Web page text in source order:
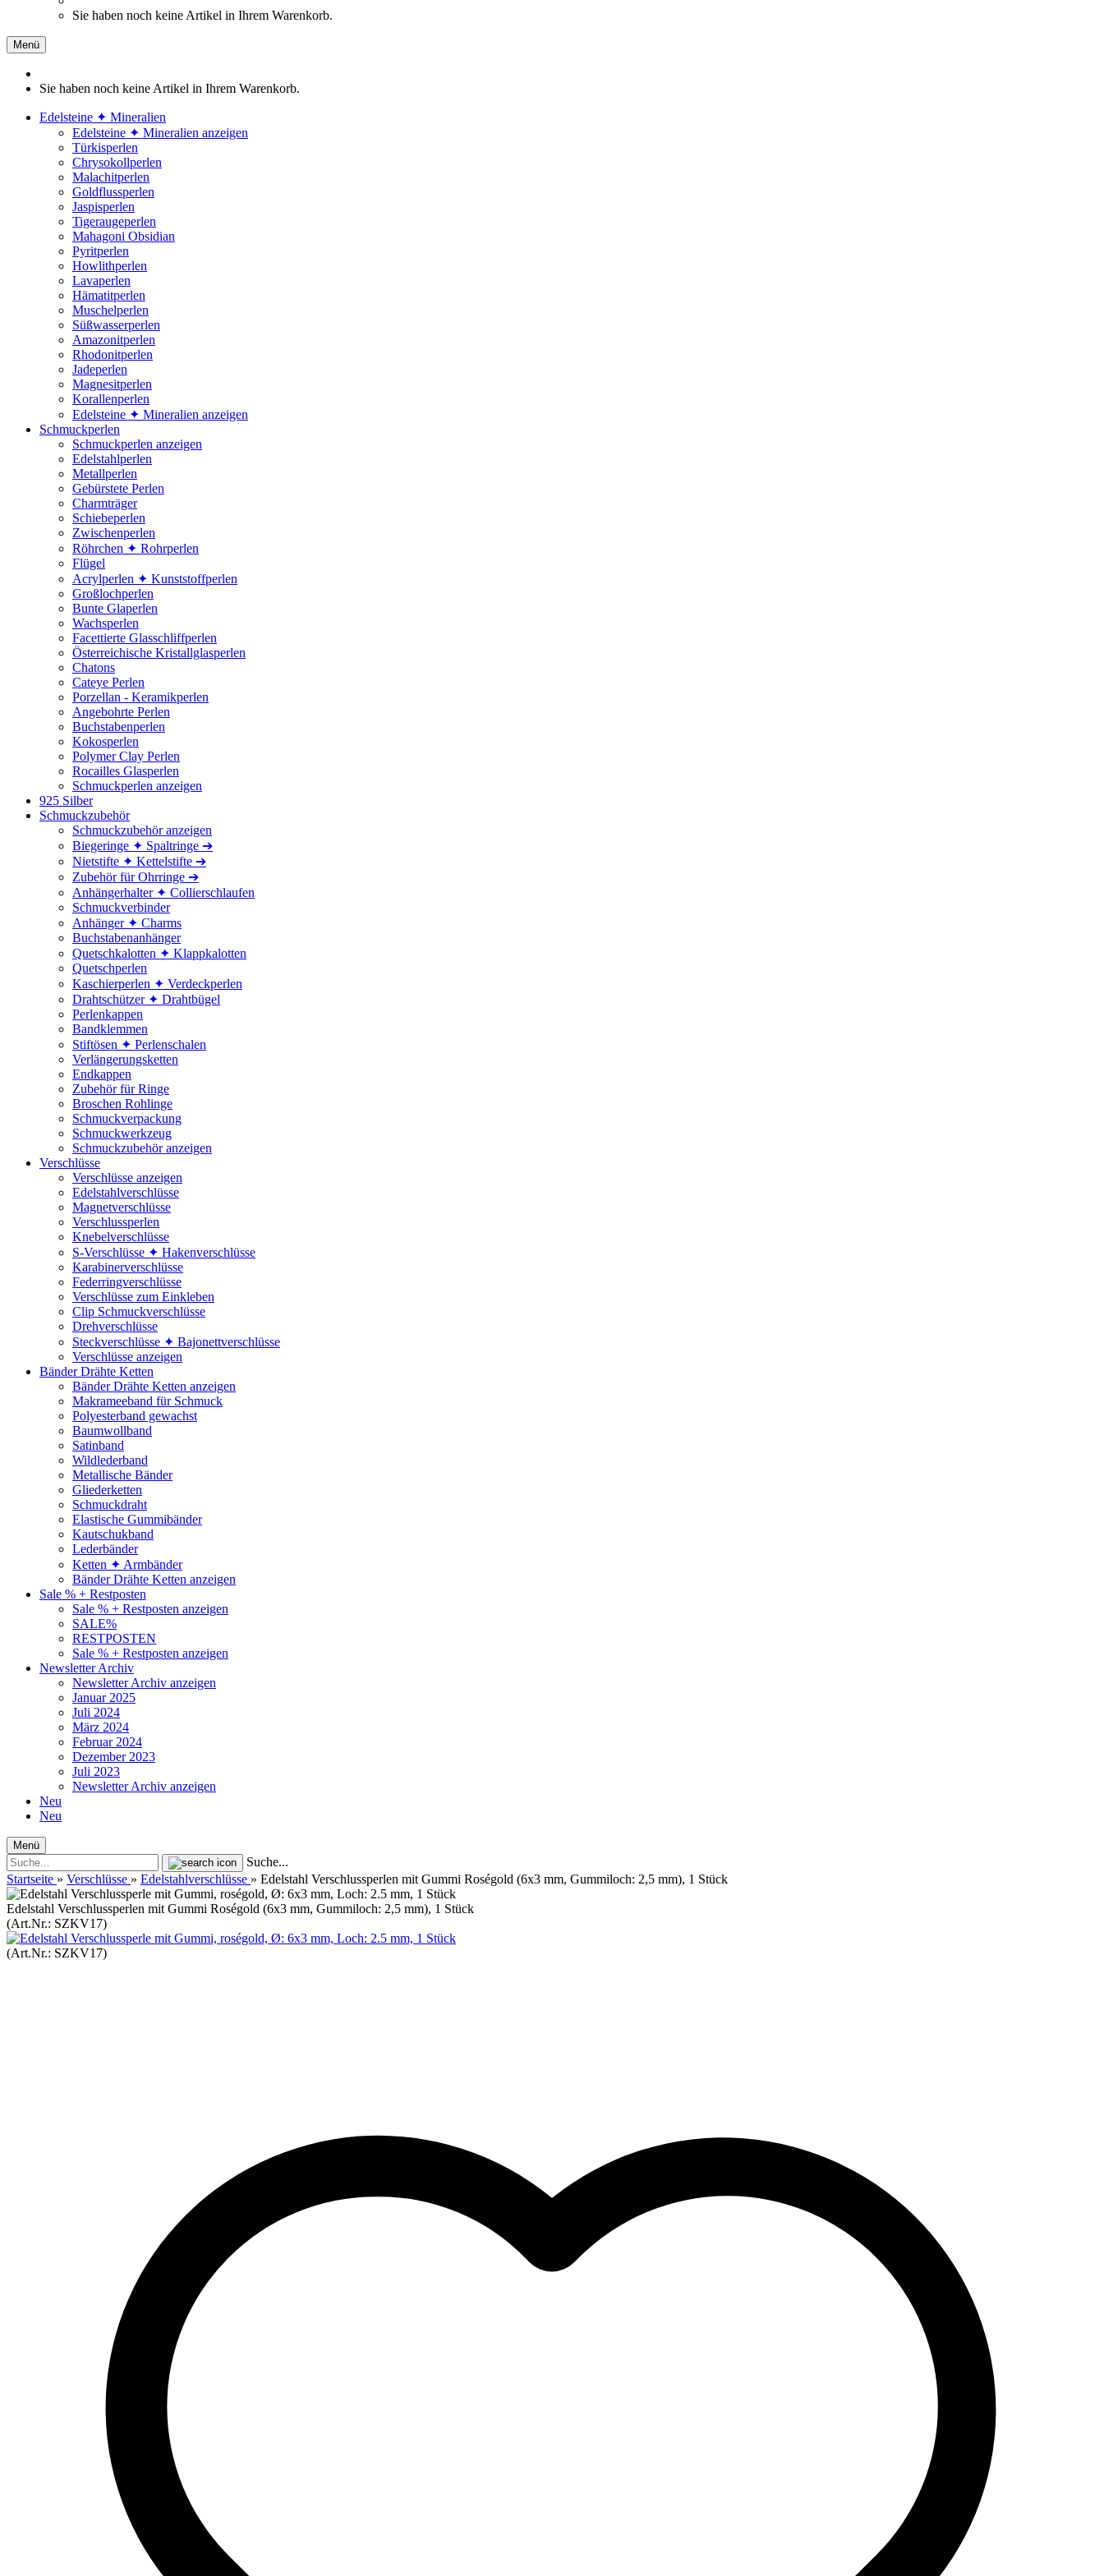
Sie haben noch keine Artikel in Ihrem Warenkorb.
Menü
Sie haben noch keine Artikel in Ihrem Warenkorb.
Edelsteine ✦ Mineralien
Edelsteine ✦ Mineralien anzeigen
Türkisperlen
Chrysokollperlen
Malachitperlen
Goldflussperlen
Jaspisperlen
Tigeraugeperlen
Mahagoni Obsidian
Pyritperlen
Howlithperlen
Lavaperlen
Hämatitperlen
Muschelperlen
Süßwasserperlen
Amazonitperlen
Rhodonitperlen
Jadeperlen
Magnesitperlen
Korallenperlen
Edelsteine ✦ Mineralien anzeigen
Schmuckperlen
Schmuckperlen anzeigen
Edelstahlperlen
Metallperlen
Gebürstete Perlen
Charmträger
Schiebeperlen
Zwischenperlen
Röhrchen ✦ Rohrperlen
Flügel
Acrylperlen ✦ Kunststoffperlen
Großlochperlen
Bunte Glaperlen
Wachsperlen
Facettierte Glasschliffperlen
Österreichische Kristallglasperlen
Chatons
Cateye Perlen
Porzellan - Keramikperlen
Angebohrte Perlen
Buchstabenperlen
Kokosperlen
Polymer Clay Perlen
Rocailles Glasperlen
Schmuckperlen anzeigen
925 Silber
Schmuckzubehör
Schmuckzubehör anzeigen
Biegeringe ✦ Spaltringe ➔
Nietstifte ✦ Kettelstifte ➔
Zubehör für Ohrringe ➔
Anhängerhalter ✦ Collierschlaufen
Schmuckverbinder
Anhänger ✦ Charms
Buchstabenanhänger
Quetschkalotten ✦ Klappkalotten
Quetschperlen
Kaschierperlen ✦ Verdeckperlen
Drahtschützer ✦ Drahtbügel
Perlenkappen
Bandklemmen
Stiftösen ✦ Perlenschalen
Verlängerungsketten
Endkappen
Zubehör für Ringe
Broschen Rohlinge
Schmuckverpackung
Schmuckwerkzeug
Schmuckzubehör anzeigen
Verschlüsse
Verschlüsse anzeigen
Edelstahlverschlüsse
Magnetverschlüsse
Verschlussperlen
Knebelverschlüsse
S-Verschlüsse ✦ Hakenverschlüsse
Karabinerverschlüsse
Federringverschlüsse
Verschlüsse zum Einkleben
Clip Schmuckverschlüsse
Drehverschlüsse
Steckverschlüsse ✦ Bajonettverschlüsse
Verschlüsse anzeigen
Bänder Drähte Ketten
Bänder Drähte Ketten anzeigen
Makrameeband für Schmuck
Polyesterband gewachst
Baumwollband
Satinband
Wildlederband
Metallische Bänder
Gliederketten
Schmuckdraht
Elastische Gummibänder
Kautschukband
Lederbänder
Ketten ✦ Armbänder
Bänder Drähte Ketten anzeigen
Sale % + Restposten
Sale % + Restposten anzeigen
SALE%
RESTPOSTEN
Sale % + Restposten anzeigen
Newsletter Archiv
Newsletter Archiv anzeigen
Januar 2025
Juli 2024
März 2024
Februar 2024
Dezember 2023
Juli 2023
Newsletter Archiv anzeigen
Neu
Neu
Menü
Suche...
Startseite » Verschlüsse » Edelstahlverschlüsse » Edelstahl Verschlussperlen mit Gummi Roségold (6x3 mm, Gummiloch: 2,5 mm), 1 Stück
Edelstahl Verschlussperlen mit Gummi Roségold (6x3 mm, Gummiloch: 2,5 mm), 1 Stück
(Art.Nr.: SZKV17)
(Art.Nr.: SZKV17)